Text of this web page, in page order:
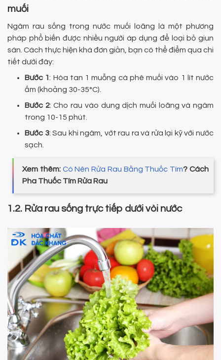
muối
Ngâm rau sống trong nước muối loãng là một phương
pháp phổ biến được nhiều người áp dụng để loại bỏ giun
sán. Cách thực hiện khá đơn giản, bạn có thể điểm qua chi
tiết dưới đây:
Bước 1: Hòa tan 1 muỗng cà phê muối vào 1 lít nước
ấm (khoảng 30-35°C).
Bước 2: Cho rau vào dung dịch muối loãng và ngâm
trong 10-15 phút.
Bước 3: Sau khi ngâm, vớt rau ra và rửa lại kỹ với nước
sạch.
Xem thêm: Có Nên Rửa Rau Bằng Thuốc Tím? Cách
Pha Thuốc Tím Rửa Rau
1.2. Rửa rau sống trực tiếp dưới vòi nước